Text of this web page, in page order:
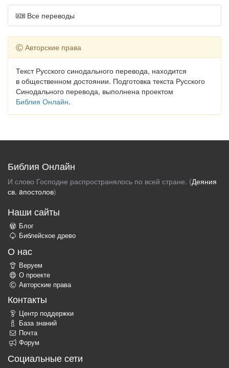
Все переводы
Авторские права
Текст Русского синодального перевода, находится
в общественном достоянии. Подготовка текста Русского
Синодального перевода, выполнена проектом
Библия Онлайн.
Библия Онлайн
И слово Господне распространялось по всей стране. (Деяния
св. aпостолов)
Наши сайты
Блог
Библейское древо
О нас
Веруем
О проекте
Авторские права
Контакты
Центр поддержки
База знаний
Почта
Форум
Социальные сети